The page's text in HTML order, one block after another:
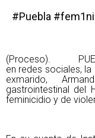
#Puebla
(Proceso).
en redes sociales,
exmarido,
gastrointestinal del
feminicidio y de